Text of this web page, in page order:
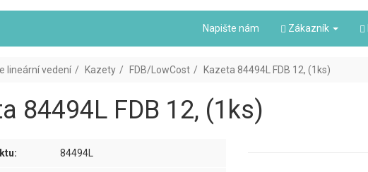
Napište nám Zákazník
lineární vedení Kazety FDB/LowCost Kazeta 84494L FDB 12, (1ks)
84494L FDB 12, (1ks)
84494L